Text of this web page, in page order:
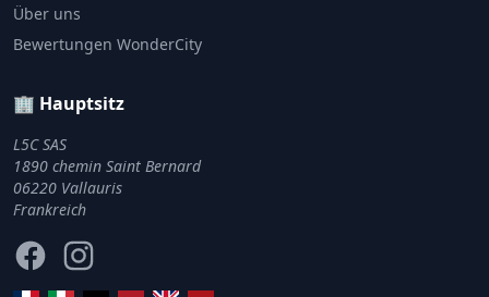
Über uns
Bewertungen WonderCity
🏢 Hauptsitz
L5C SAS
1890 chemin Saint Bernard
06220 Vallauris
Frankreich
FacebookInstagram